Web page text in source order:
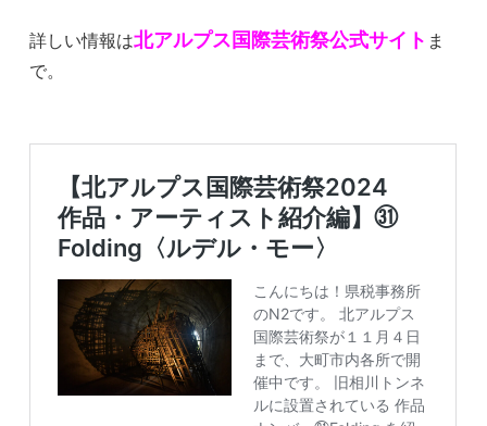
詳しい情報は北アルプス国際芸術祭公式サイト ま
で。